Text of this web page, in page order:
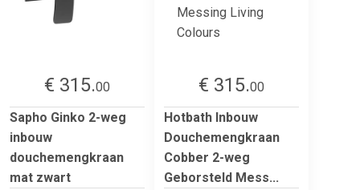
€ 315.00
Sapho Ginko 2-weg
inbouw
douchemengkraan
mat zwart
€ 315.00
Hotbath Inbouw
Douchemengkraan
Cobber 2-weg
Geborsteld Mess...